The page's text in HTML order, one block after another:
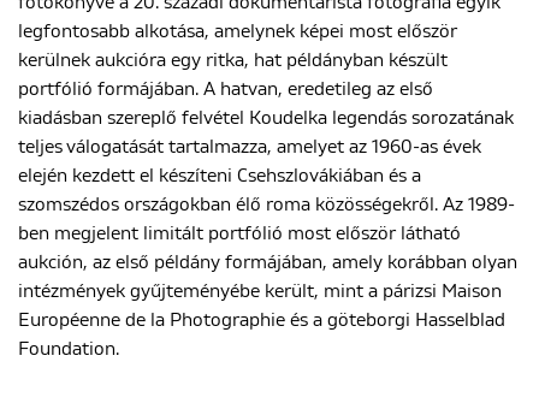
legfontosabb alkotása, amelynek képei most először
kerülnek aukcióra egy ritka, hat példányban készült
portfólió formájában. A hatvan, eredetileg az első
kiadásban szereplő felvétel Koudelka legendás sorozatának
teljes válogatását tartalmazza, amelyet az 1960-as évek
elején kezdett el készíteni Csehszlovákiában és a
szomszédos országokban élő roma közösségekről. Az 1989-
ben megjelent limitált portfólió most először látható
aukción, az első példány formájában, amely korábban olyan
intézmények gyűjteményébe került, mint a párizsi Maison
Européenne de la Photographie és a göteborgi Hasselblad
Foundation.